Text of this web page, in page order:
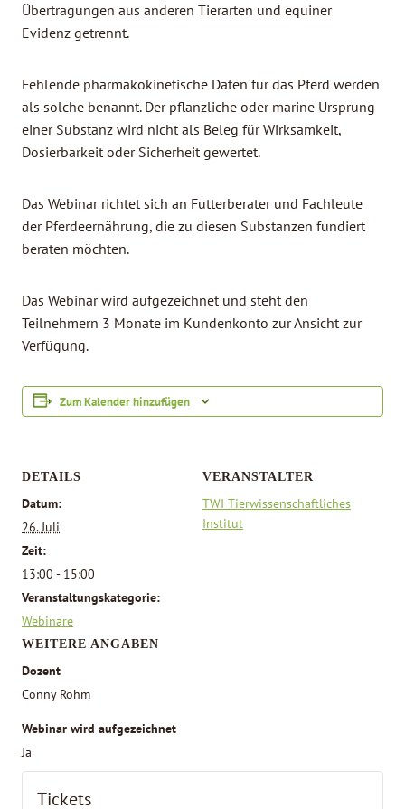
Übertragungen aus anderen Tierarten und equiner
Evidenz getrennt.
Fehlende pharmakokinetische Daten für das Pferd werden
als solche benannt. Der pflanzliche oder marine Ursprung
einer Substanz wird nicht als Beleg für Wirksamkeit,
Dosierbarkeit oder Sicherheit gewertet.
Das Webinar richtet sich an Futterberater und Fachleute
der Pferdeernährung, die zu diesen Substanzen fundiert
beraten möchten.
Das Webinar wird aufgezeichnet und steht den
Teilnehmern 3 Monate im Kundenkonto zur Ansicht zur
Verfügung.
Zum Kalender hinzufügen
DETAILS
Datum:
26. Juli
Zeit:
13:00 - 15:00
Veranstaltungskategorie:
Webinare
VERANSTALTER
TWI Tierwissenschaftliches
Institut
WEITERE ANGABEN
Dozent
Conny Röhm
Webinar wird aufgezeichnet
Ja
Tickets